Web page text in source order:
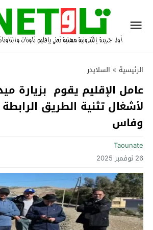
الرئيسية » السلايدر
عامل الإقليم يقوم بزيارة
لأشغال تثنية الطريق
وفاس
Taounate
26 نوفمبر 2025